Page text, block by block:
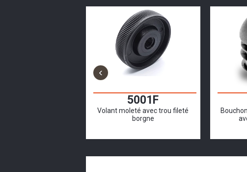
5001F
Volant moleté avec trou fileté
borgne
‹